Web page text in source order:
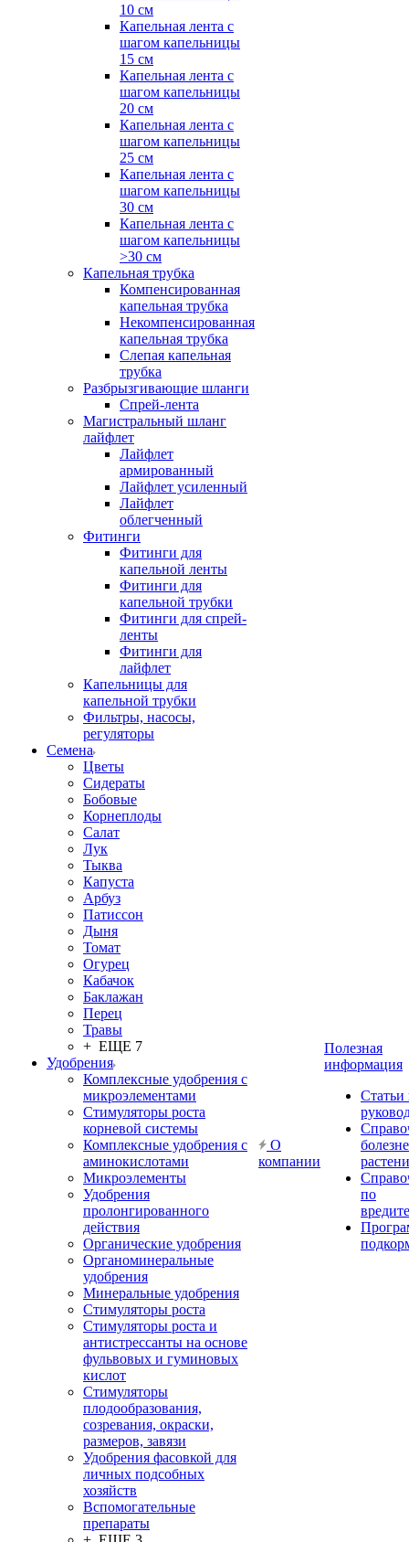
10 см
Капельная лента с
шагом капельницы
15 см
Капельная лента с
шагом капельницы
20 см
Капельная лента с
шагом капельницы
25 см
Капельная лента с
шагом капельницы
30 см
Капельная лента с
шагом капельницы
>30 см
Капельная трубка
Компенсированная
капельная трубка
Некомпенсированная
капельная трубка
Слепая капельная
трубка
Разбрызгивающие шланги
Спрей-лента
Магистральный шланг
лайфлет
Лайфлет
армированный
Лайфлет усиленный
Лайфлет
облегченный
Фитинги
Фитинги для
капельной ленты
Фитинги для
капельной трубки
Фитинги для спрей-
ленты
Фитинги для
лайфлет
Капельницы для
капельной трубки
Фильтры, насосы,
регуляторы
Семена
Цветы
Сидераты
Бобовые
Корнеплоды
Салат
Лук
Тыква
Капуста
Арбуз
Патиссон
Дыня
Томат
Огурец
Кабачок
Баклажан
Перец
Травы
+ ЕЩЕ 7
Удобрения
Комплексные удобрения с
микроэлементами
Стимуляторы роста
корневой системы
Комплексные удобрения с
аминокислотами
Микроэлементы
Удобрения
пролонгированного
действия
Органические удобрения
Органоминеральные
удобрения
Минеральные удобрения
Стимуляторы роста
Стимуляторы роста и
антистрессанты на основе
фульвовых и гуминовых
кислот
Стимуляторы
плодообразования,
созревания, окраски,
размеров, завязи
Удобрения фасовкой для
личных подсобных
хозяйств
Вспомогательные
препараты
О
компании
Полезная
информация
Статьи
по